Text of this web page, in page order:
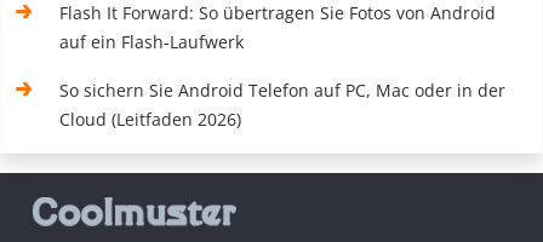
Flash It Forward: So übertragen Sie Fotos von Android
auf ein Flash-Laufwerk
So sichern Sie Android Telefon auf PC, Mac oder in der
Cloud (Leitfaden 2026)